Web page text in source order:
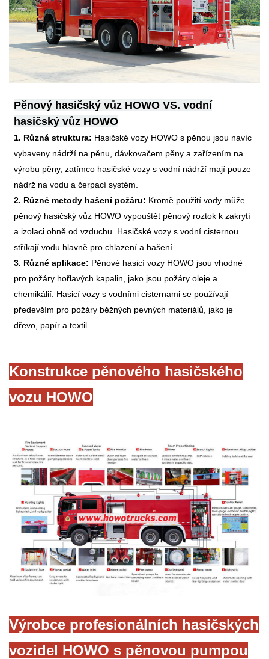
Pěnový hasičský vůz HOWO VS. vodní
hasičský vůz HOWO
1. Různá struktura: Hasičské vozy HOWO s pěnou jsou navíc
vybaveny nádrží na pěnu, dávkovačem pěny a zařízením na
výrobu pěny, zatímco hasičské vozy s vodní nádrží mají pouze
nádrž na vodu a čerpací systém.
2. Různé metody hašení požáru: Kromě použití vody může
pěnový hasičský vůz HOWO vypouštět pěnový roztok k zakrytí
a izolaci ohně od vzduchu. Hasičské vozy s vodní cisternou
stříkají vodu hlavně pro chlazení a hašení.
3. Různé aplikace: Pěnové hasicí vozy HOWO jsou vhodné
pro požáry hořlavých kapalin, jako jsou požáry oleje a
chemikálií. Hasicí vozy s vodními cisternami se používají
především pro požáry běžných pevných materiálů, jako je
dřevo, papír a textil.
Konstrukce pěnového hasičského
vozu HOWO
Výrobce profesionálních hasičských
vozidel HOWO s pěnovou pumpou